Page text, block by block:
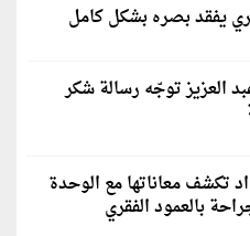
يفقد بصره بشكل كامل
العزيز توجّه رسالة شكر
تكشف معاناتها مع الوحدة
بالعمود الفقري